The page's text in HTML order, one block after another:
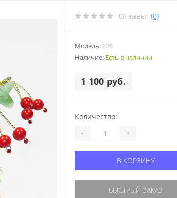
Отзывы: (0)
Модель: 228
Наличие: Есть в наличии
1 100 руб.
Количество:
- +
В КОРЗИНУ
БЫСТРЫЙ ЗАКАЗ